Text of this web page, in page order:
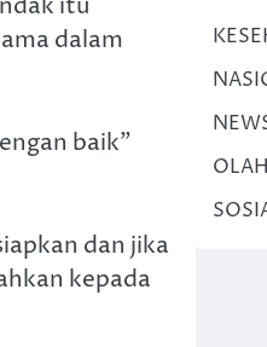
itu
dalam
baik”
dan jika
kepada